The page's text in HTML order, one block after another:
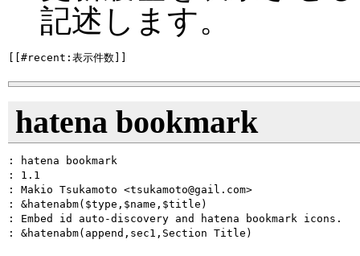
記述します。
hatena bookmark
: hatena bookmark
: 1.1
: Makio Tsukamoto <tsukamoto@gail.com>
: &hatenabm($type,$name,$title)
: Embed id auto-discovery and hatena bookmark icons.